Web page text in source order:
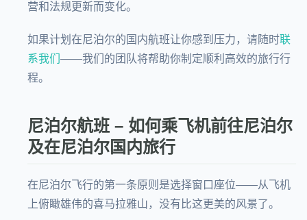
营和法规更新而变化。
如果计划在尼泊尔的国内航班让你感到压力，请随时联
系我们 ——我们的团队将帮助你制定顺利高效的旅行行
程。
尼泊尔航班 – 如何乘飞机前往尼泊尔
及在尼泊尔国内旅行
在尼泊尔飞行的第一条原则是选择窗口座位——从飞机
上俯瞰雄伟的喜马拉雅山，没有比这更美的风景了。